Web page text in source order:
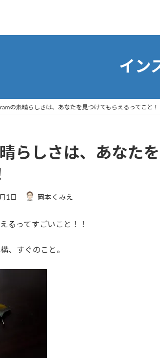
イン
の素晴らしさは、あなたを見つけてもらえるってこと！
らしさは、あなた
1日 岡本くみえ
るってすごいこと！！
、すぐのこと。